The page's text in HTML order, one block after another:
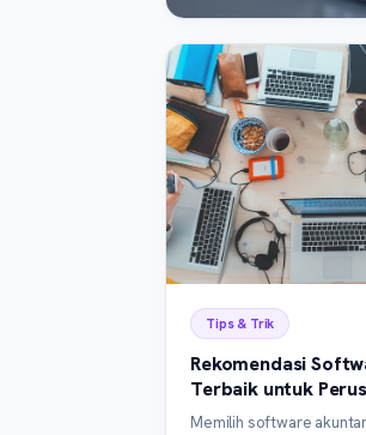
Tips & Trik
Rekomendasi
Terbaik untuk
2026: Panduan
Memilih software